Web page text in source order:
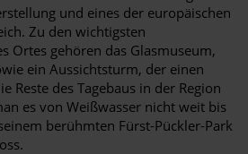
und eines der europäischen
Zu den wichtigsten
Ortes gehören das Glasmuseum,
ein Aussichtsturm, der einen
Reste des Tagebaus in der Region
es von Weißwasser nicht weit bis
berühmten Fürst-Pückler-Park